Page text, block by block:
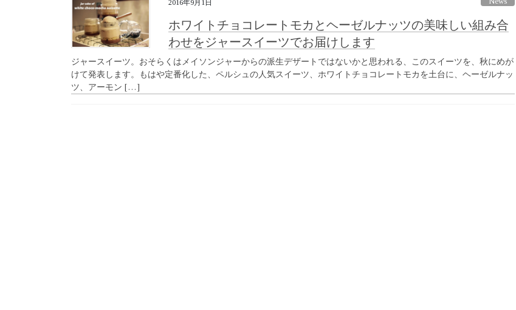
2016年9月1日
ホワイトチョコレートモカとヘーゼルナッツの美味しい組み合
わせをジャースイーツでお届けします
ジャースイーツ。おそらくはメイソンジャーからの派生デザートではないかと思われる、このスイーツを、秋にめが
けて発表します。もはや定番化した、ペルシュの人気スイーツ、ホワイトチョコレートモカを土台に、ヘーゼルナッ
ツ、アーモン […]